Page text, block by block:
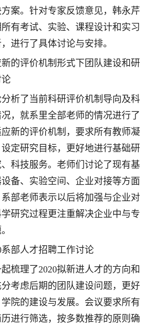
案。针对专家反馈意见，韩永芹
有考试、实验、课程设计和实习
进行了具体讨论与安排。
的评价机制形式下团队建设和研
析了当前科研评价机制导向及科
，就系里全部老师的情况进行了
新的评价机制，要求所有教师凝
定研究目标，更好地进行基础研
科技服务。老师们讨论了现有基
备、实验空间、企业对接等方面
部老师表示以后将加强与企业对
研究过程更注重解决企业中与专
系部人才招聘工作讨论
梳理了2020拟新进人才的方向和
考虑后期的团队建设问题，更好
院的建设与发展。会议要求所有
进行筛选，按多数推荐的原则确